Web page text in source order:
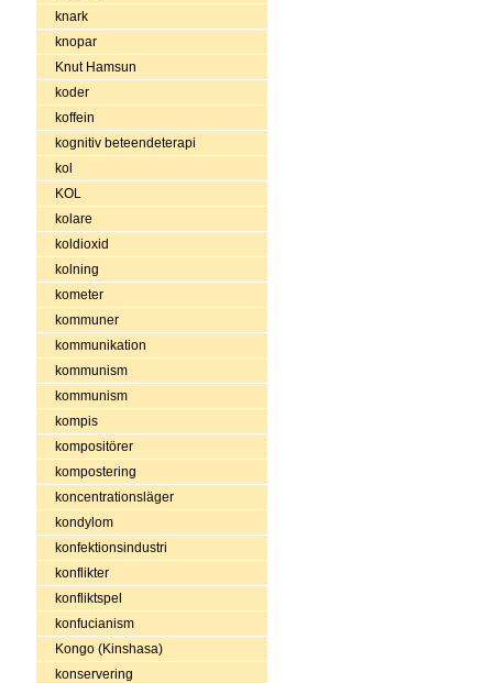
knark
knopar
Knut Hamsun
koder
koffein
kognitiv beteendeterapi
kol
KOL
kolare
koldioxid
kolning
kometer
kommuner
kommunikation
kommunism
kommunism
kompis
kompositörer
kompostering
koncentrationsläger
kondylom
konfektionsindustri
konflikter
konfliktspel
konfucianism
Kongo (Kinshasa)
konservering